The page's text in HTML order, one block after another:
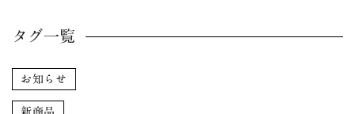
タグ一覧
お知らせ
新商品